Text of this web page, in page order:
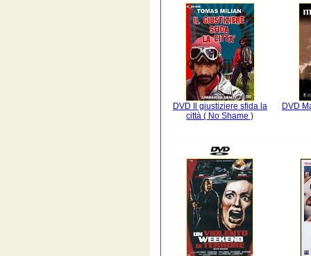
DVD Il giustiziere sfida la
città ( No Shame )
DVD